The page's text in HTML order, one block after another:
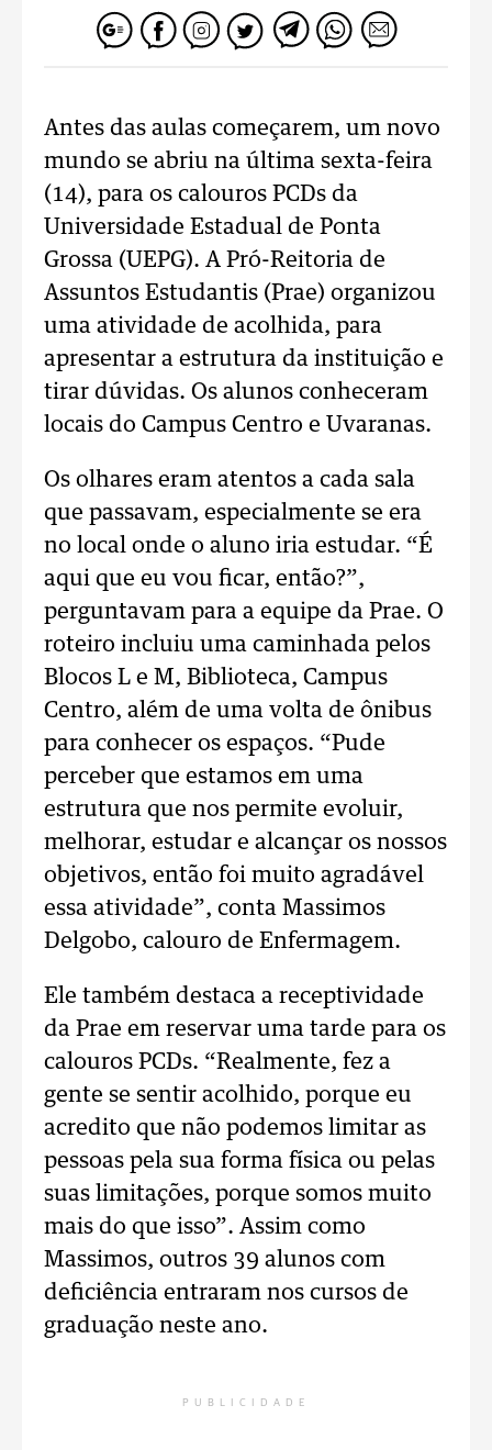
Antes das aulas começarem, um novo
mundo se abriu na última sexta-feira
(14), para os calouros PCDs da
Universidade Estadual de Ponta
Grossa (UEPG). A Pró-Reitoria de
Assuntos Estudantis (Prae) organizou
uma atividade de acolhida, para
apresentar a estrutura da instituição e
tirar dúvidas. Os alunos conheceram
locais do Campus Centro e Uvaranas.
Os olhares eram atentos a cada sala
que passavam, especialmente se era
no local onde o aluno iria estudar. “É
aqui que eu vou ficar, então?”,
perguntavam para a equipe da Prae. O
roteiro incluiu uma caminhada pelos
Blocos L e M, Biblioteca, Campus
Centro, além de uma volta de ônibus
para conhecer os espaços. “Pude
perceber que estamos em uma
estrutura que nos permite evoluir,
melhorar, estudar e alcançar os nossos
objetivos, então foi muito agradável
essa atividade”, conta Massimos
Delgobo, calouro de Enfermagem.
Ele também destaca a receptividade
da Prae em reservar uma tarde para os
calouros PCDs. “Realmente, fez a
gente se sentir acolhido, porque eu
acredito que não podemos limitar as
pessoas pela sua forma física ou pelas
suas limitações, porque somos muito
mais do que isso”. Assim como
Massimos, outros 39 alunos com
deficiência entraram nos cursos de
graduação neste ano.
PUBLICIDADE